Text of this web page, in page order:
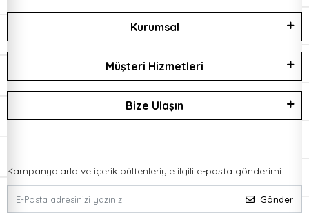
Kurumsal
Müşteri Hizmetleri
Bize Ulaşın
Kampanyalarla ve içerik bültenleriyle ilgili e-posta gönderimi
Gönder